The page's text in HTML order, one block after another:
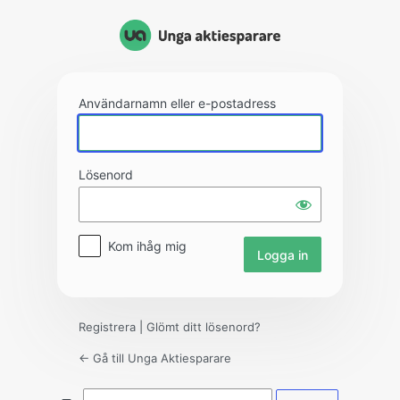
Användarnamn eller e-postadress
Lösenord
Kom ihåg mig
Registrera Glömt ditt lösenord?
← Gå till Unga Aktiesparare